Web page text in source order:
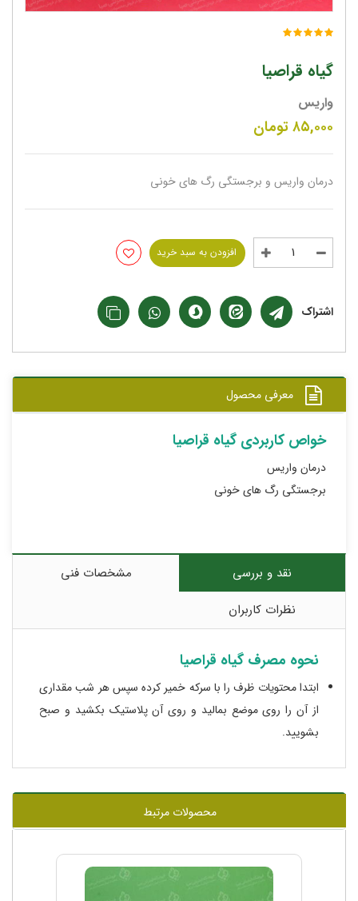
گیاه قراصیا
واریس
۸۵,۰۰۰تومان
درمان واریس و برجستگی رگ های خونی
افزودن به سبد خرید
اشتراک
معرفی محصول
خواص کاربردی گیاه قراصیا
درمان واریس
برجستگی رگ های خونی
نقد و بررسی
مشخصات فنی
نظرات کاربران
نحوه مصرف گیاه قراصیا
ابتدا محتویات ظرف را با سرکه خمیر کرده سپس هر شب مقداری
از آن را روی موضع بمالید و روی آن پلاستیک بکشید و صبح
بشویید.
محصولات مرتبط